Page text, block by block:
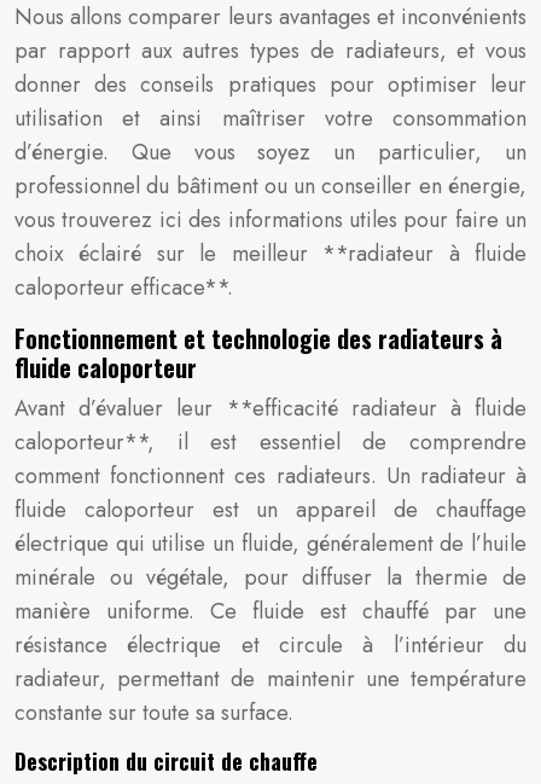
Nous allons comparer leurs avantages et inconvénients
par rapport aux autres types de radiateurs, et vous
donner des conseils pratiques pour optimiser leur
utilisation et ainsi maîtriser votre consommation
d’énergie. Que vous soyez un particulier, un
professionnel du bâtiment ou un conseiller en énergie,
vous trouverez ici des informations utiles pour faire un
choix éclairé sur le meilleur **radiateur à fluide
caloporteur efficace**.
Fonctionnement et technologie des radiateurs à
fluide caloporteur
Avant d’évaluer leur **efficacité radiateur à fluide
caloporteur**, il est essentiel de comprendre
comment fonctionnent ces radiateurs. Un radiateur à
fluide caloporteur est un appareil de chauffage
électrique qui utilise un fluide, généralement de l’huile
minérale ou végétale, pour diffuser la thermie de
manière uniforme. Ce fluide est chauffé par une
résistance électrique et circule à l’intérieur du
radiateur, permettant de maintenir une température
constante sur toute sa surface.
Description du circuit de chauffe